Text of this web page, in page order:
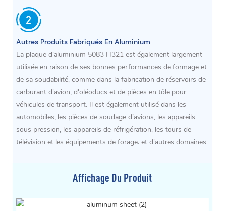
Autres Produits Fabriqués En Aluminium
La plaque d'aluminium 5083 H321 est également largement
utilisée en raison de ses bonnes performances de formage et
de sa soudabilité, comme dans la fabrication de réservoirs de
carburant d'avion, d'oléoducs et de pièces en tôle pour
véhicules de transport. Il est également utilisé dans les
automobiles, les pièces de soudage d’avions, les appareils
sous pression, les appareils de réfrigération, les tours de
télévision et les équipements de forage. et d'autres domaines
Affichage Du Produit